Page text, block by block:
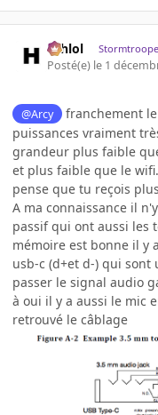
ashlol
Posté(e) le 1
@Arcy
franchement
puissances vraiment
grandeur plus faible
et plus faible que le
pense que tu reçois
A ma connaissance il
passif qui ont aussi les
mémoire est bonne il y
usb-c (d+et d-) qui
passer le signal audio
à oui il y a aussi le mic
retrouvé le câblage